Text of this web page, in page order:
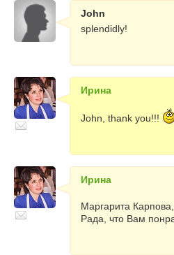
John
splendidly!
Ирина
John, thank you!!!
Ирина
Маргарита
Рада, что Вам